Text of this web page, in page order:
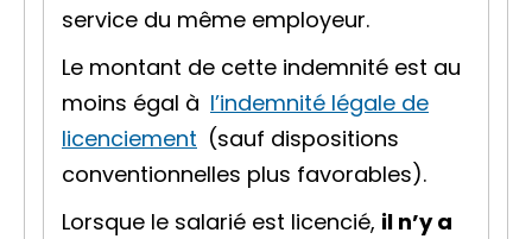
service du même employeur.
Le montant de cette indemnité est au
moins égal à l’indemnité légale de
licenciement (sauf dispositions
conventionnelles plus favorables).
Lorsque le salarié est licencié, il n’y a